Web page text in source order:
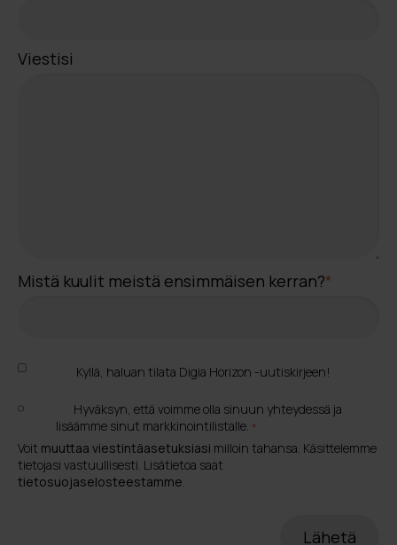
Viestisi
Mistä kuulit meistä ensimmäisen kerran?*
Kyllä, haluan tilata Digia Horizon -uutiskirjeen!
Hyväksyn, että voimme olla sinuun yhteydessä ja
lisäämme sinut markkinointilistalle. *
Voit muuttaa viestintäasetuksiasi milloin tahansa. Käsittelemme
tietojasi vastuullisesti. Lisätietoa saat
tietosuojaselosteestamme